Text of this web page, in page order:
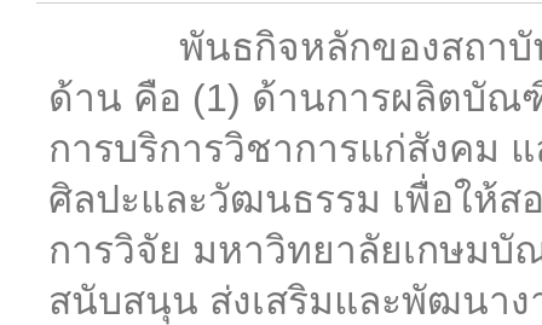
พันธกิจหลักของสถาบัน
ด้าน คือ (1) ด้านการผลิตบัณ
การบริการวิชาการแก่สังคม
ศิลปะและวัฒนธรรม เพื่อให้
การวิจัย มหาวิทยาลัยเกษม
สนับสนุน ส่งเสริมและพัฒนา